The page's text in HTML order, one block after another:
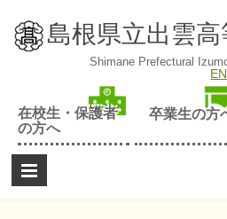
content 島根県立出雲高
Shimane Prefectural
在校生・保護者
の方へ
卒業生の方